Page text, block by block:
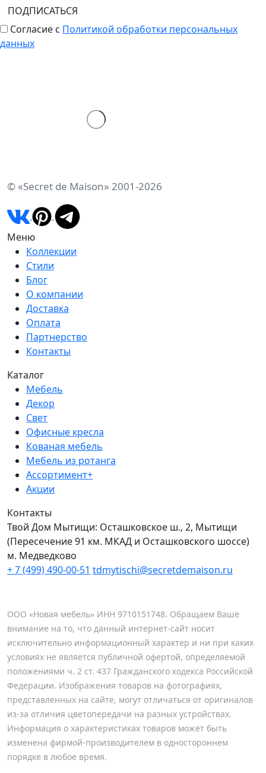
ПОДПИСАТЬСЯ
Согласие с Политикой обработки персональных
данных
© «Secret de Maison» 2001-2026
Меню
Коллекции
Стили
Блог
О компании
Доставка
Оплата
Партнерство
Контакты
Каталог
Мебель
Декор
Свет
Офисные кресла
Кованая мебель
Мебель из ротанга
Ассортимент+
Акции
Контакты
Твой Дом Мытищи: Осташковское ш., 2, Мытищи
(Пересечение 91 км. МКАД и Осташковского шоссе)
м. Медведково
+ 7 (499) 490-00-51 tdmytischi@secretdemaison.ru
ООО «Новая мебель» ИНН 9710151748. Обращаем Ваше
внимание на то, что данный интернет-сайт носит
исключительно информационный характер и ни при каких
условиях не является публичной офертой, определяемой
положениями ч. 2 ст. 437 Гражданского кодекса Российской
Федерации. Изображения товаров на фотографиях,
представленных на сайте, могут отличаться от оригиналов
из-за отличия цветопередачи на разных устройствах.
Информация о характеристиках товаров может быть
изменена фирмой-производителем в одностороннем
порядке в любое время.